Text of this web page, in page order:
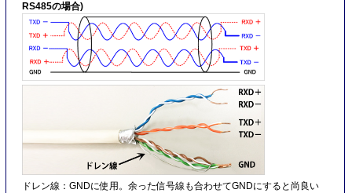
RS485の場合)
ドレン線：GNDに使用。余った信号線も合わせてGNDにすると尚良い